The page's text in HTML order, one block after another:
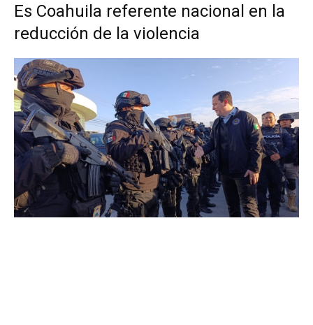
Es Coahuila referente nacional en la
reducción de la violencia